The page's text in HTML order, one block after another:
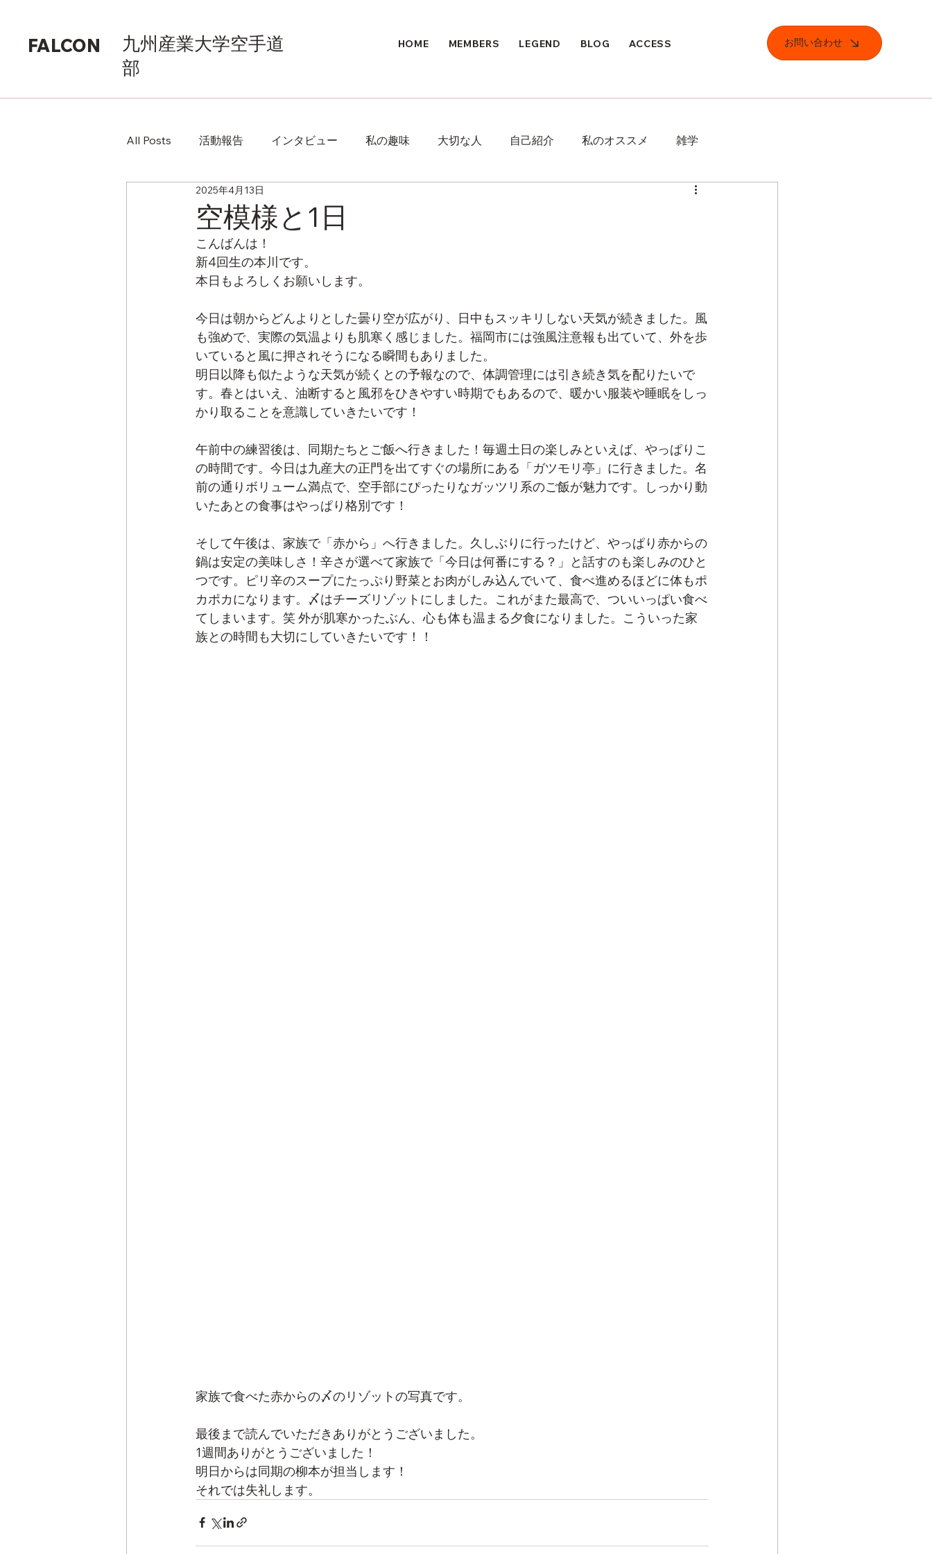
HOME MEMBERS LEGEND BLOG ACCESS お問い合わせ
FALCON
九州産業大学空手道
部
All Posts 活動報告 インタビュー 私の趣味 大切な人 自己紹介 私のオススメ 雑学
空模様と1日
2025年4月13日
こんばんは！
新4回生の本川です。
本日もよろしくお願いします。
今日は朝からどんよりとした曇り空が広がり、日中もスッキリしない天気が続きました。風
も強めで、実際の気温よりも肌寒く感じました。福岡市には強風注意報も出ていて、外を歩
いていると風に押されそうになる瞬間もありました。
明日以降も似たような天気が続くとの予報なので、体調管理には引き続き気を配りたいで
す。春とはいえ、油断すると風邪をひきやすい時期でもあるので、暖かい服装や睡眠をしっ
かり取ることを意識していきたいです！
午前中の練習後は、同期たちとご飯へ行きました！毎週土日の楽しみといえば、やっぱりこ
の時間です。今日は九産大の正門を出てすぐの場所にある「ガツモリ亭」に行きました。名
前の通りボリューム満点で、空手部にぴったりなガッツリ系のご飯が魅力です。しっかり動
いたあとの食事はやっぱり格別です！
そして午後は、家族で「赤から」へ行きました。久しぶりに行ったけど、やっぱり赤からの
鍋は安定の美味しさ！辛さが選べて家族で「今日は何番にする？」と話すのも楽しみのひと
つです。ピリ辛のスープにたっぷり野菜とお肉がしみ込んでいて、食べ進めるほどに体もポ
カポカになります。〆はチーズリゾットにしました。これがまた最高で、ついいっぱい食べ
てしまいます。笑 外が肌寒かったぶん、心も体も温まる夕食になりました。こういった家
族との時間も大切にしていきたいです！！
家族で食べた赤からの〆のリゾットの写真です。
最後まで読んでいただきありがとうございました。
1週間ありがとうございました！
明日からは同期の柳本が担当します！
それでは失礼します。